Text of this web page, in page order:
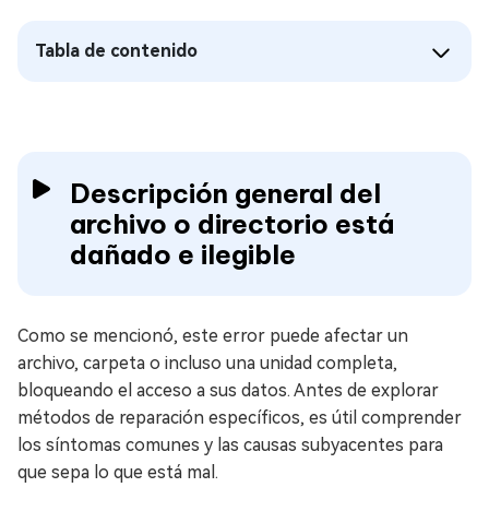
Tabla de contenido
Descripción general del
archivo o directorio está
dañado e ilegible
Como se mencionó, este error puede afectar un
archivo, carpeta o incluso una unidad completa,
bloqueando el acceso a sus datos. Antes de explorar
métodos de reparación específicos, es útil comprender
los síntomas comunes y las causas subyacentes para
que sepa lo que está mal.